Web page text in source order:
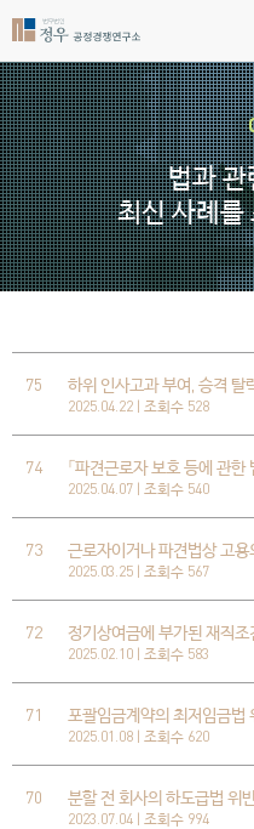
법과
최신 사례를
75 하위 인사고과 부여, 승격 탈
2025.04.22 | 조회수 528
74 「파견근로자 보호 등에 관한
2025.04.07 | 조회수 540
73 근로자이거나 파견법상 고용
2025.03.25 | 조회수 567
72 정기상여금에 부가된 재직조
2025.02.10 | 조회수 583
71 포괄임금계약의 최저임금법
2025.01.08 | 조회수 620
70 분할 전 회사의 하도급법 위
2023.07.04 | 조회수 994